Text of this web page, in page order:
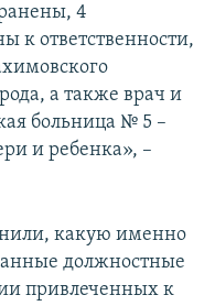
4
к ответственности,
а также врач и
больница № 5 –
и ребенка», –
какую именно
должностные
привлеченных к